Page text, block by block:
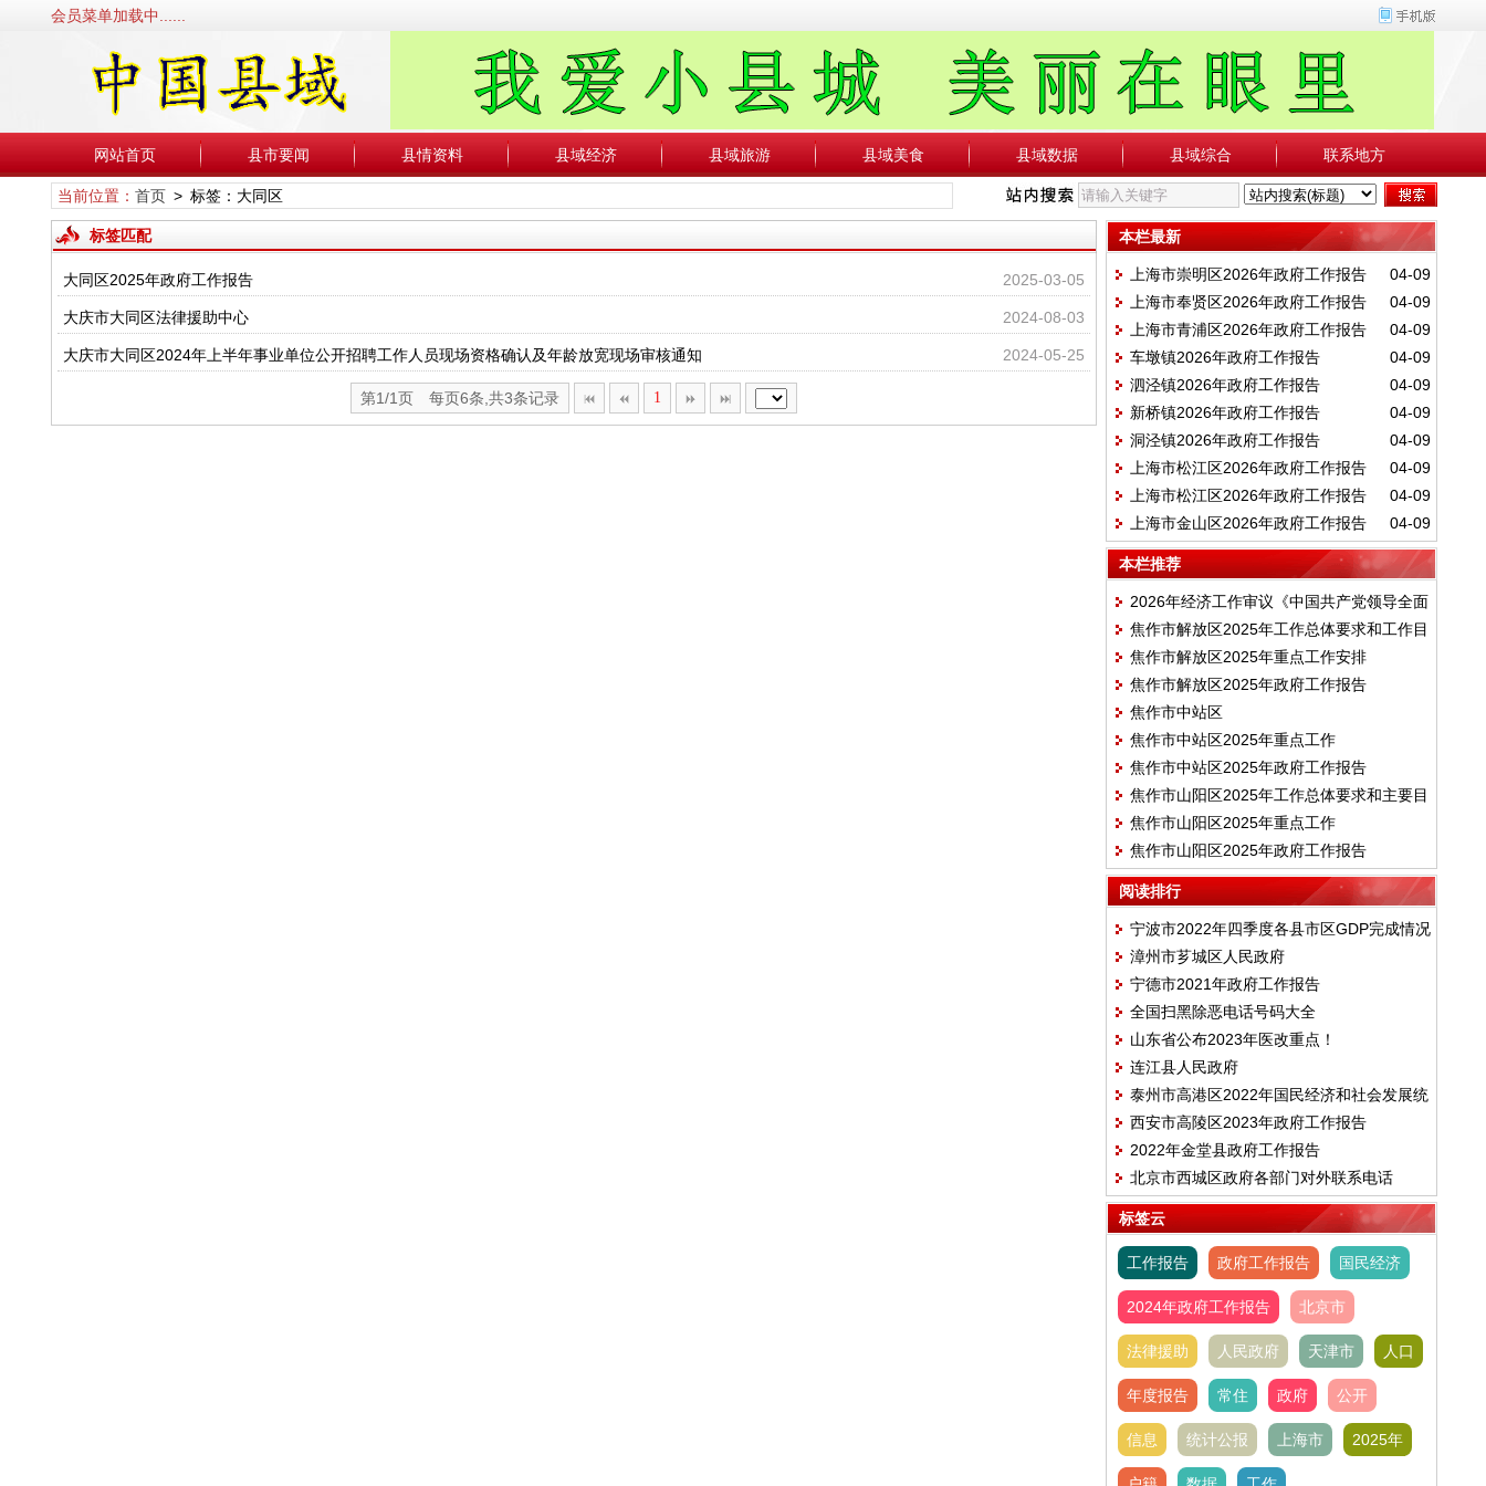
会员菜单加载中......
网站首页 县市要闻 县情资料 县域经济 县域旅游 县域美食 县域数据 县域综合 联系地方
当前位置： 首页> 标签：大同区
标签匹配
2025-03-05
大同区2025年政府工作报告
2024-08-03
大庆市大同区法律援助中心
2024-05-25
大庆市大同区2024年上半年事业单位公开招聘工作人员现场资格确认及年龄放宽现场审核通知
第1/1页 每页6条,共3条记录 1
本栏最新
04-09
上海市崇明区2026年政府工作报告
04-09
上海市奉贤区2026年政府工作报告
04-09
上海市青浦区2026年政府工作报告
04-09
车墩镇2026年政府工作报告
04-09
泗泾镇2026年政府工作报告
04-09
新桥镇2026年政府工作报告
04-09
洞泾镇2026年政府工作报告
04-09
上海市松江区2026年政府工作报告
04-09
上海市松江区2026年政府工作报告
04-09
上海市金山区2026年政府工作报告
本栏推荐
2026年经济工作审议《中国共产党领导全面
依法治国工作条例》
焦作市解放区2025年工作总体要求和工作目
标
焦作市解放区2025年重点工作安排
焦作市解放区2025年政府工作报告
焦作市中站区
焦作市中站区2025年重点工作
焦作市中站区2025年政府工作报告
焦作市山阳区2025年工作总体要求和主要目
标
焦作市山阳区2025年重点工作
焦作市山阳区2025年政府工作报告
阅读排行
宁波市2022年四季度各县市区GDP完成情况
漳州市芗城区人民政府
宁德市2021年政府工作报告
全国扫黑除恶电话号码大全
山东省公布2023年医改重点！
连江县人民政府
泰州市高港区2022年国民经济和社会发展统
计公报
西安市高陵区2023年政府工作报告
2022年金堂县政府工作报告
北京市西城区政府各部门对外联系电话
标签云
工作报告 政府工作报告 国民经济
2024年政府工作报告 北京市
法律援助 人民政府 天津市 人口
年度报告 常住 政府 公开
信息 统计公报 上海市 2025年